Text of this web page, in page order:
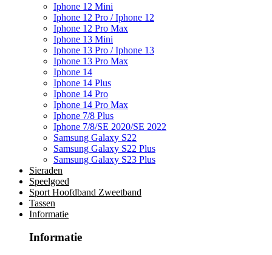
Iphone 12 Mini
Iphone 12 Pro / Iphone 12
Iphone 12 Pro Max
Iphone 13 Mini
Iphone 13 Pro / Iphone 13
Iphone 13 Pro Max
Iphone 14
Iphone 14 Plus
Iphone 14 Pro
Iphone 14 Pro Max
Iphone 7/8 Plus
Iphone 7/8/SE 2020/SE 2022
Samsung Galaxy S22
Samsung Galaxy S22 Plus
Samsung Galaxy S23 Plus
Sieraden
Speelgoed
Sport Hoofdband Zweetband
Tassen
Informatie
Informatie